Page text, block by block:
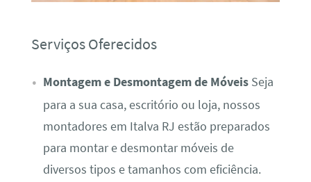
Serviços Oferecidos
Montagem e Desmontagem de MóveisSeja
para a sua casa, escritório ou loja, nossos
montadores em Italva RJ estão preparados
para montar e desmontar móveis de
diversos tipos e tamanhos com eficiência.